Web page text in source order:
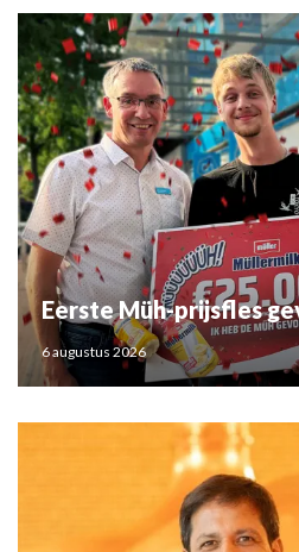
Eerste Müh-prijsfles
6 augustus 2026